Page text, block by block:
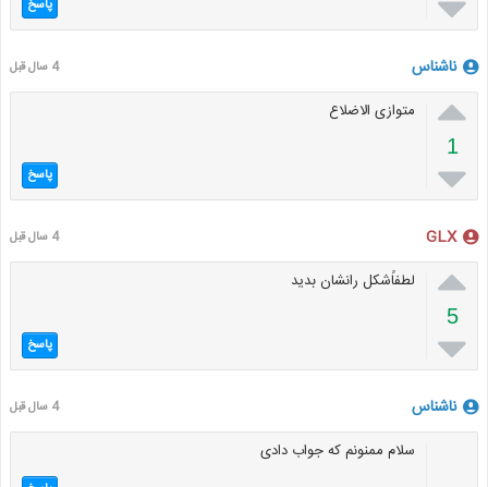
پاسخ
ناشناس 4 سال قبل

1

متوازی الاضلاع
پاسخ
GLX 4 سال قبل

5

لطفاًشکل رانشان بدید
پاسخ
ناشناس 4 سال قبل
سلام ممنونم که جواب دادی